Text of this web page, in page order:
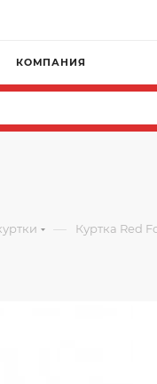
КОМПАНИЯ
— Куртка Red